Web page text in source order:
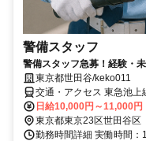
警備スタッフ
警備スタッフ急募！経験・
東京都世田谷/keko011
交通・アクセス 東急池上
日給10,000円～11,000円
東京都東京23区世田谷区
勤務時間詳細 実働時間